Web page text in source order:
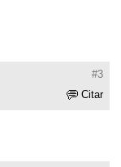
#3
Citar